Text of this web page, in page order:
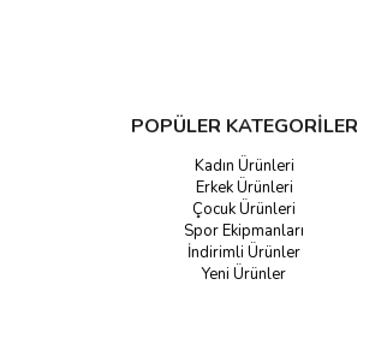
POPÜLER KATEGORİLER
Kadın Ürünleri
Erkek Ürünleri
Çocuk Ürünleri
Spor Ekipmanları
İndirimli Ürünler
Yeni Ürünler